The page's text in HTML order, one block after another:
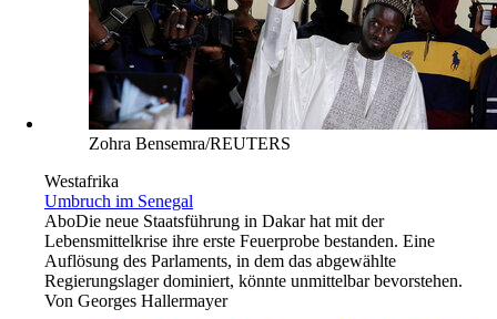
Zohra Bensemra/REUTERS
Westafrika
Umbruch im Senegal
AboDie neue Staatsführung in Dakar hat mit der
Lebensmittelkrise ihre erste Feuerprobe bestanden. Eine
Auflösung des Parlaments, in dem das abgewählte
Regierungslager dominiert, könnte unmittelbar bevorstehen.
Von Georges Hallermayer